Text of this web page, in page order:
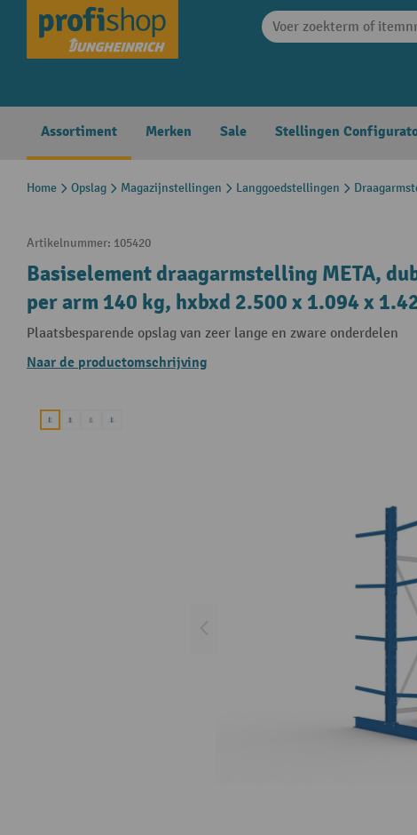
Skip to main navigation
Assortiment Merken Sale Stellingen
Home Opslag Magazijnstellingen Langgoedstellingen
Artikelnummer: 105420
Basiselement draagarmstelling META,
per arm 140 kg, hxbxd 2.500 x 1.094 x
Plaatsbesparende opslag van zeer lange en zware onderdelen
Naar de productomschrijving